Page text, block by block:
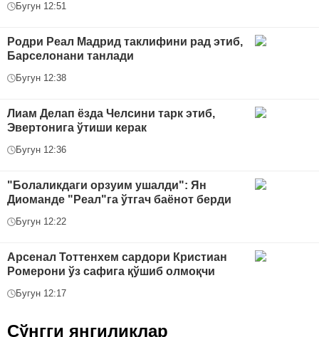
Бугун 12:51
Родри Реал Мадрид таклифини рад этиб,
Барселонани танлади
Бугун 12:38
Лиам Делап ёзда Челсини тарк этиб,
Эвертонига ўтиши керак
Бугун 12:36
"Болаликдаги орзуим ушалди": Ян
Диоманде "Реал"га ўтгач баёнот берди
Бугун 12:22
Арсенал Тоттенхем сардори Кристиан
Ромерони ўз сафига қўшиб олмоқчи
Бугун 12:17
Сўнгги янгиликлар